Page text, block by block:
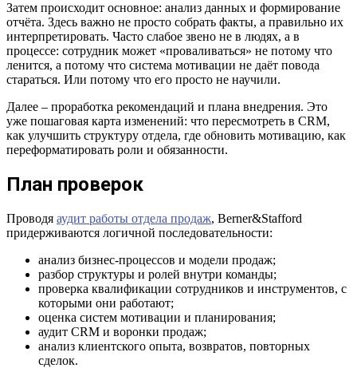
Затем происходит основное: анализ данных и формирование
отчёта. Здесь важно не просто собрать факты, а правильно их
интерпретировать. Часто слабое звено не в людях, а в
процессе: сотрудник может «проваливаться» не потому что
ленится, а потому что система мотивации не даёт повода
стараться. Или потому что его просто не научили.
Далее – проработка рекомендаций и плана внедрения. Это
уже пошаговая карта изменений: что пересмотреть в CRM,
как улучшить структуру отдела, где обновить мотивацию, как
переформатировать роли и обязанности.
План проверок
Проводя аудит работы отдела продаж, Berner&Stafford
придерживаются логичной последовательности:
анализ бизнес-процессов и модели продаж;
разбор структуры и ролей внутри команды;
проверка квалификации сотрудников и инструментов, с
которыми они работают;
оценка систем мотивации и планирования;
аудит CRM и воронки продаж;
анализ клиентского опыта, возвратов, повторных
сделок.